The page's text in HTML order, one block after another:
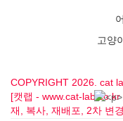
고양
COPYRIGHT 2026. cat
[캣랩 - www.cat-
재, 복사, 재배포, 2차 변